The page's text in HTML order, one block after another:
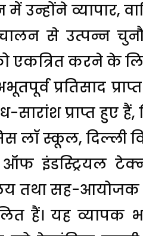
उन्होंने व्यापार,
से उत्पन्न
एकत्रित करने के
प्रतिसाद
प्राप्त हुए हैं,
लॉ स्कूल, दिल्ली
इंडस्ट्रियल
तथा सह-आयोजक
हैं। यह